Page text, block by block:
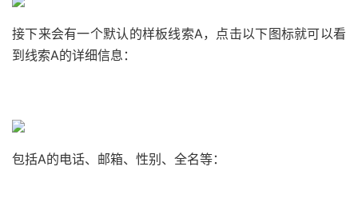
接下来会有一个默认的样板线索A，点击以下图标就可以看
到线索A的详细信息：
包括A的电话、邮箱、性别、全名等：